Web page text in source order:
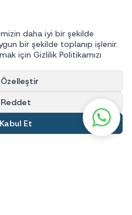
daha iyi bir şekilde
bir şekilde toplanıp işlenir.
için Gizlilik Politikamızı
Reddet
Et